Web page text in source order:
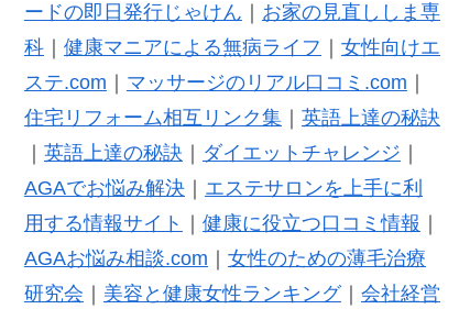
ードの即日発行じゃけん
お家の見直ししま専
科｜ 健康マニアによる無病ライフ
女性向けエ
ステ.com
マッサージのリアル口コミ.com
住宅リフォーム相互リンク集｜ 英語上達の秘訣
英語上達の秘訣 ダイエットチャレンジ
AGAでお悩み解決｜ エステサロンを上手に利
用する情報サイト
健康に役立つ口コミ情報
AGAお悩み相談.com
女性のための薄毛治療
研究会
美容と健康女性ランキング｜ 会社経営